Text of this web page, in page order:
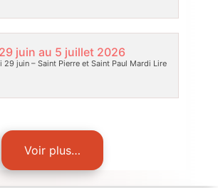
juin au 5 juillet 2026
29 juin – Saint Pierre et Saint Paul Mardi Lire
Voir plus…